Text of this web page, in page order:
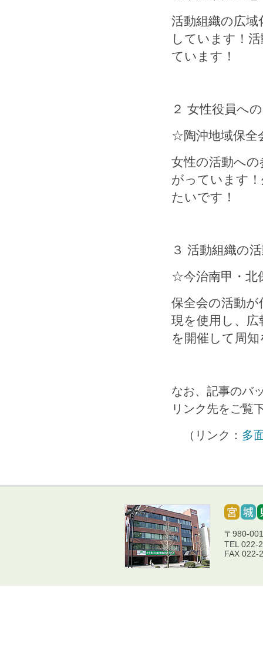
活動組織の広域
しています！
ています！
２ 女性役員へ
☆陶沖地域保全
女性の活動へ
がっています
たいです！
３ 活動組織の
☆今治南甲・北
保全会の活動
現を使用し、
を開催して周
なお、記事のバ
リンク先をご覧
（リンク： 多
〒980-
TEL 022-
FAX 022-